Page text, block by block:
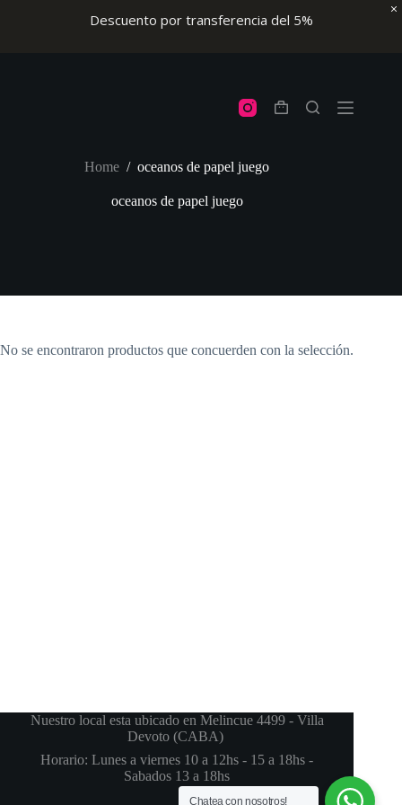
Descuento por transferencia del 5%
Shopping
Home / oceanos de papel juego
oceanos de papel juego
No se encontraron productos que concuerden con la selección.
Nuestro local esta ubicado en Melincue 4499 - Villa
Devoto (CABA)
Horario: Lunes a viernes 10 a 12hs - 15 a 18hs -
Sabados 13 a 18hs
Chatea con nosotros!